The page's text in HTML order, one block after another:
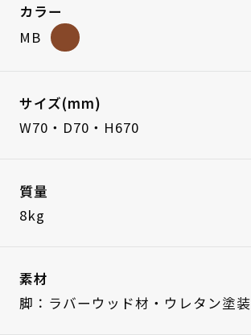
カラー
MB
サイズ(mm)
W70・D70・H670
質量
8kg
素材
脚：ラバーウッド材・ウレタン塗装